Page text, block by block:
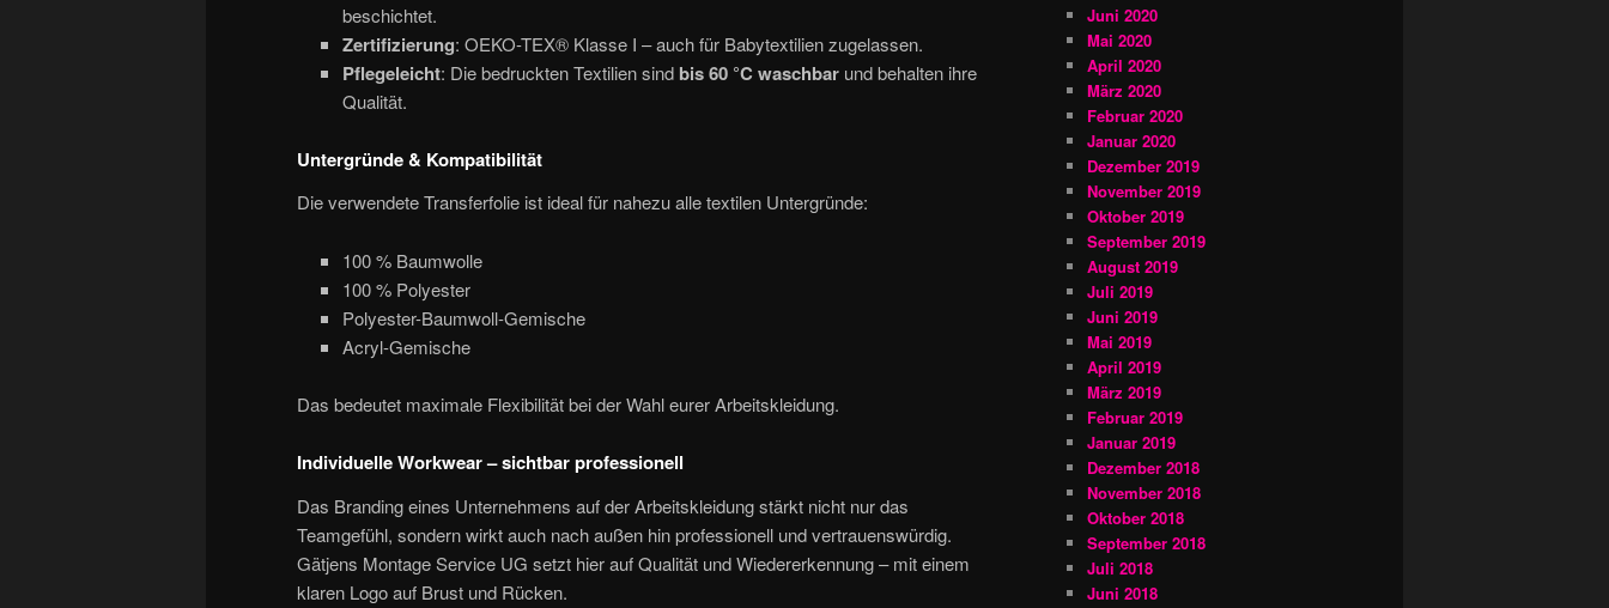
beschichtet.
Zertifizierung: OEKO-TEX® Klasse I – auch für Babytextilien zugelassen.
Pflegeleicht: Die bedruckten Textilien sind bis 60 °C waschbarund behalten ihre
Qualität.
Untergründe & Kompatibilität
Die verwendete Transferfolie ist ideal für nahezu alle textilen Untergründe:
100 % Baumwolle
100 % Polyester
Polyester-Baumwoll-Gemische
Acryl-Gemische
Das bedeutet maximale Flexibilität bei der Wahl eurer Arbeitskleidung.
Individuelle Workwear – sichtbar professionell
Das Branding eines Unternehmens auf der Arbeitskleidung stärkt nicht nur das
Teamgefühl, sondern wirkt auch nach außen hin professionell und vertrauenswürdig.
Gätjens Montage Service UG setzt hier auf Qualität und Wiedererkennung – mit einem
klaren Logo auf Brust und Rücken.
Juni 2020
Mai 2020
April 2020
März 2020
Februar 2020
Januar 2020
Dezember 2019
November 2019
Oktober 2019
September 2019
August 2019
Juli 2019
Juni 2019
Mai 2019
April 2019
März 2019
Februar 2019
Januar 2019
Dezember 2018
November 2018
Oktober 2018
September 2018
Juli 2018
Juni 2018